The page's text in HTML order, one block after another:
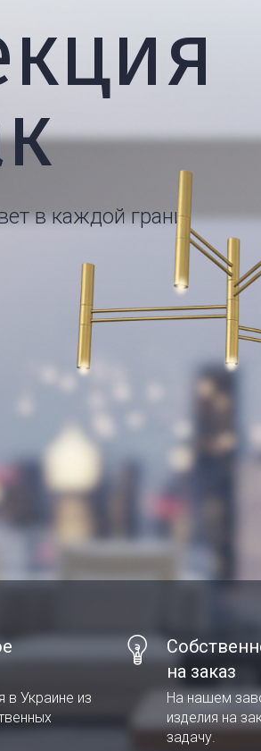
в каждой грани
в Украине из
на заказ
На нашем
изделия на
задачу.